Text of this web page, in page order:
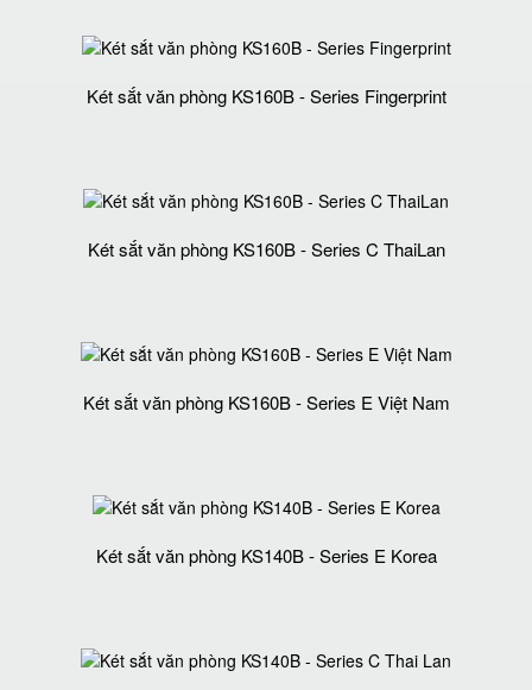
Két sắt văn phòng KS160B - Series Fingerprint
Két sắt văn phòng KS160B - Series C ThaiLan
Két sắt văn phòng KS160B - Series E Việt Nam
Két sắt văn phòng KS140B - Series E Korea